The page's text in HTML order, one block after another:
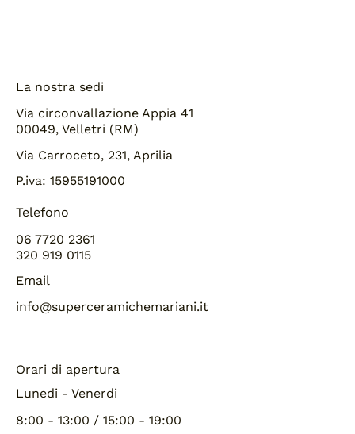
La nostra sedi
Via circonvallazione Appia 41
00049, Velletri (RM)
Via Carroceto, 231, Aprilia
P.iva: 15955191000
Telefono
06 7720 2361
320 919 0115
Email
info@superceramichemariani.it
Orari di apertura
Lunedi - Venerdi
8:00 - 13:00 / 15:00 - 19:00